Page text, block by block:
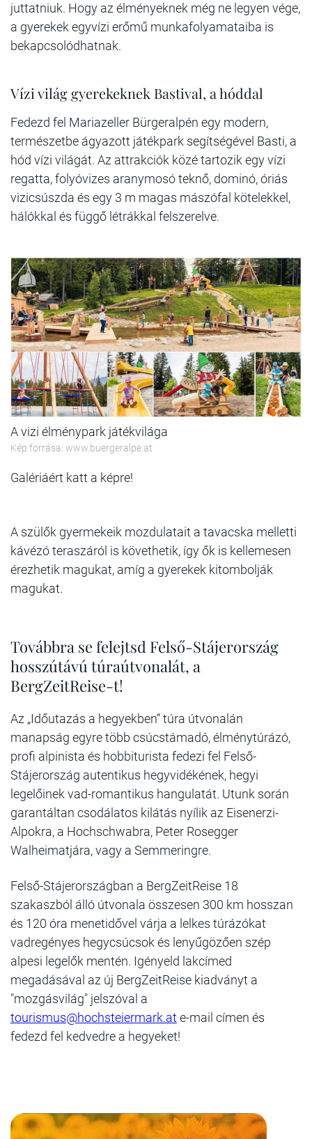
juttatniuk. Hogy az élményeknek még ne legyen vége,
a gyerekek egyvízi erőmű munkafolyamataiba is
bekapcsolódhatnak.
Vízi világ gyerekeknek Bastival, a hóddal
Fedezd fel Mariazeller Bürgeralpén egy modern,
természetbe ágyazott játékpark segítségével Basti, a
hód vízi világát. Az attrakciók közé tartozik egyvízi
regatta, folyóvizes aranymosó teknő, dominó, óriás
vizicsúszda és egy 3 m magas mászófal kötelekkel,
hálókkal és függő létrákkal felszerelve.
A vizi élménypark játékvilága
Kép forrása: www.buergeralpe.at
Galériáért katt a képre!
A szülők gyermekeik mozdulatait a tavacska melletti
kávézó teraszáról is követhetik, így ők is kellemesen
érezhetik magukat, amíg a gyerekek kitombolják
magukat.
Továbbra se felejtsd Felső-Stájerország
hosszútávú túraútvonalát, a
BergZeitReise-t!
Az „Időutazás a hegyekben“ túra útvonalán
manapság egyre több csúcstámadó, élménytúrázó,
profi alpinista és hobbiturista fedezi fel Felső-
Stájerország autentikus hegyvidékének, hegyi
legelőinek vad-romantikus hangulatát. Utunk során
garantáltan csodálatos kilátás nyílik az Eisenerzi-
Alpokra, a Hochschwabra, Peter Rosegger
Walheimatjára, vagy a Semmeringre.
Felső-Stájerországban a BergZeitReise 18
szakaszból álló útvonala összesen 300 km hosszan
és 120 óra menetidővel várja a lelkes túrázókat
vadregényes hegycsúcsok és lenyűgözően szép
alpesi legelők mentén. Igényeld lakcímed
megadásával az új BergZeitReise kiadványt a
"mozgásvilág" jelszóval a
tourismus@hochsteiermark.at e-mail címen és
fedezd fel kedvedre a hegyeket!